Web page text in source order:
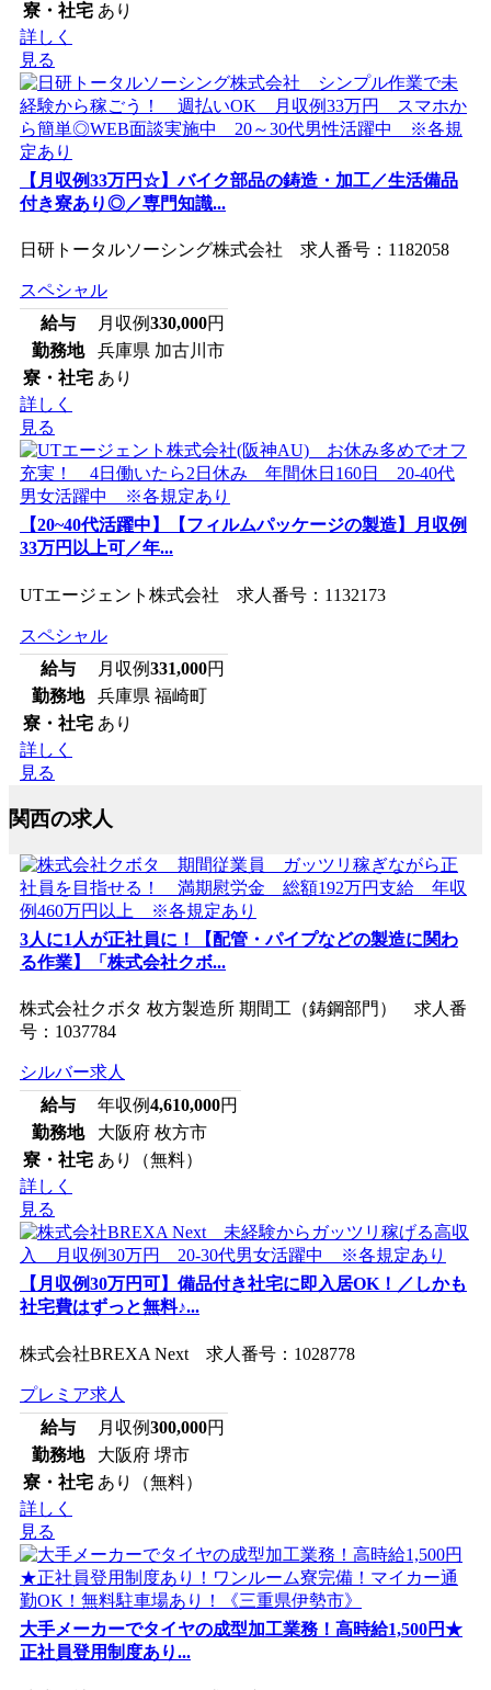
寮・社宅 あり
詳しく
見る
【月収例33万円☆】バイク部品の鋳造・加工／生活備品
付き寮あり◎／専門知識...
日研トータルソーシング株式会社 求人番号：1182058
スペシャル
給与
月収例330,000円
勤務地
兵庫県 加古川市
寮・社宅 あり
詳しく
見る
【20~40代活躍中】【フィルムパッケージの製造】月収例
33万円以上可／年...
UTエージェント株式会社 求人番号：1132173
スペシャル
給与
月収例331,000円
勤務地
兵庫県 福崎町
寮・社宅 あり
詳しく
見る
関西の求人
3人に1人が正社員に！【配管・パイプなどの製造に関わ
る作業】「株式会社クボ...
株式会社クボタ 枚方製造所 期間工（鋳鋼部門） 求人番
号：1037784
シルバー求人
給与
年収例4,610,000円
勤務地
大阪府 枚方市
寮・社宅 あり（無料）
詳しく
見る
【月収例30万円可】備品付き社宅に即入居OK！／しかも
社宅費はずっと無料♪...
株式会社BREXA Next 求人番号：1028778
プレミア求人
給与
月収例300,000円
勤務地
大阪府 堺市
寮・社宅 あり（無料）
詳しく
見る
大手メーカーでタイヤの成型加工業務！高時給1,500円★
正社員登用制度あり...